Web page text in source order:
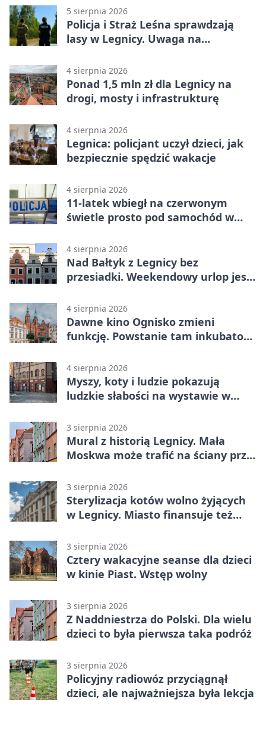
5 sierpnia 2026
Policja i Straż Leśna sprawdzają
lasy w Legnicy. Uwaga na
4 sierpnia 2026
Ponad 1,5 mln zł dla Legnicy na
drogi, mosty i infrastrukturę
4 sierpnia 2026
Legnica: policjant uczył dzieci, jak
bezpiecznie spędzić wakacje
4 sierpnia 2026
11-latek wbiegł na czerwonym
świetle prosto pod samochód w
4 sierpnia 2026
Nad Bałtyk z Legnicy bez
przesiadki. Weekendowy urlop jest
4 sierpnia 2026
Dawne kino Ognisko zmieni
funkcję. Powstanie tam inkubator
4 sierpnia 2026
Myszy, koty i ludzie pokazują
ludzkie słabości na wystawie w
3 sierpnia 2026
Mural z historią Legnicy. Mała
Moskwa może trafić na ściany przy
3 sierpnia 2026
Sterylizacja kotów wolno żyjących
w Legnicy. Miasto finansuje też
3 sierpnia 2026
Cztery wakacyjne seanse dla dzieci
w kinie Piast. Wstęp wolny
3 sierpnia 2026
Z Naddniestrza do Polski. Dla wielu
dzieci to była pierwsza taka podróż
3 sierpnia 2026
Policyjny radiowóz przyciągnął
dzieci, ale najważniejsza była lekcja